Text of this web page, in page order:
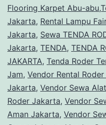
Flooring Karpet Abu-
Jakarta, Rental Lampu
Jakarta, Sewa TENDA
Jakarta, TENDA, TENDA
JAKARTA, Tenda Roder
Jam, Vendor Rental
Jakarta, Vendor Sewa
Roder Jakarta, Vendor
Aman Jakarta, Vendor